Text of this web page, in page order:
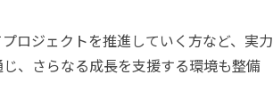
ロジェクトを推進していく方など、実力
、さらなる成長を支援する環境も整備